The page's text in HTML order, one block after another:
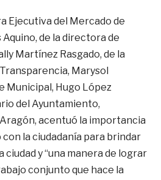
Ejecutiva del Mercado de
de la directora de
Martínez Rasgado, de la
Marysol
Municipal, Hugo López
del Ayuntamiento,
acentuó la importancia
la ciudadanía para brindar
ciudad y “una manera de lograr
conjunto que hace la